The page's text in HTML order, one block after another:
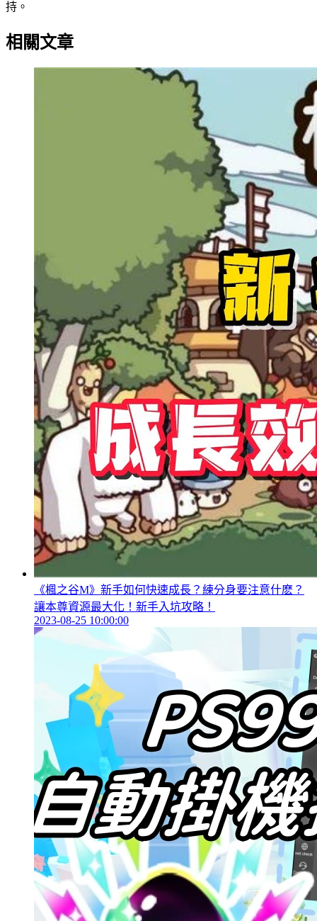
持。
相關文章
《楓之谷M》新手如何快速成長？練分身要注意什麽？
讓本尊資源最大化！新手入坑攻略！
2023-08-25 10:00:00